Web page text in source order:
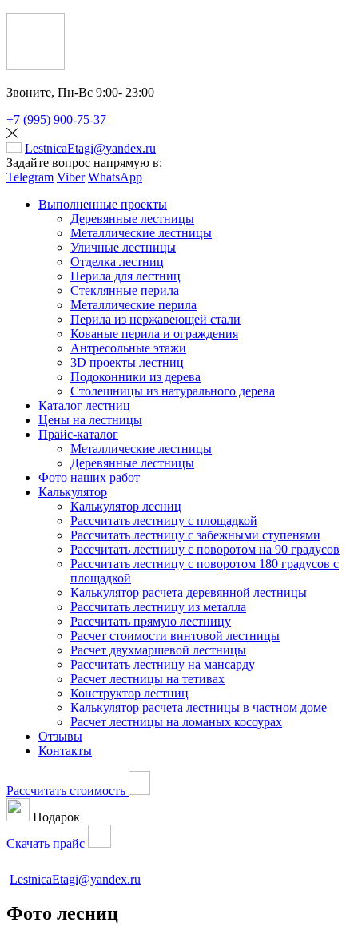
Звоните, Пн-Вс 9:00- 23:00
+7 (995) 900-75-37
LestnicaEtagi@yandex.ru
Задайте вопрос напрямую в:
Telegram Viber WhatsApp
Выполненные проекты
Деревянные лестницы
Металлические лестницы
Уличные лестницы
Отделка лестниц
Перила для лестниц
Стеклянные перила
Металлические перила
Перила из нержавеющей стали
Кованые перила и ограждения
Антресольные этажи
3D проекты лестниц
Подоконники из дерева
Столешницы из натурального дерева
Каталог лестниц
Цены на лестницы
Прайс-каталог
Металлические лестницы
Деревянные лестницы
Фото наших работ
Калькулятор
Калькулятор лесниц
Рассчитать лестницу с площадкой
Рассчитать лестницу с забежными ступенями
Рассчитать лестницу с поворотом на 90 градусов
Рассчитать лестницу с поворотом 180 градусов с
площадкой
Калькулятор расчета деревянной лестницы
Рассчитать лестницу из металла
Рассчитать прямую лестницу
Расчет стоимости винтовой лестницы
Расчет двухмаршевой лестницы
Рассчитать лестницу на мансарду
Расчет лестницы на тетивах
Конструктор лестниц
Калькулятор расчета лестницы в частном доме
Расчет лестницы на ломаных косоурах
Отзывы
Контакты
Рассчитать стоимость
Подарок
Скачать прайс
LestnicaEtagi@yandex.ru
Фото лесниц